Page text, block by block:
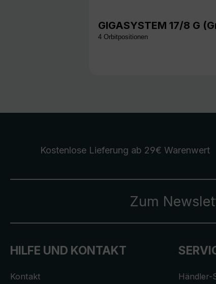
GIGASYSTEM 17/8 G
4 Orbitpositionen
Kostenlose Lieferung ab 29€ Warenwert
Zum
HILFE UND KONTAKT
Kontakt
Händler-